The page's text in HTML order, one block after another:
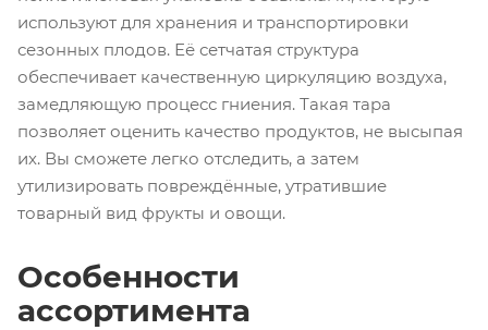
используют для хранения и транспортировки
сезонных плодов. Её сетчатая структура
обеспечивает качественную циркуляцию воздуха,
замедляющую процесс гниения. Такая тара
позволяет оценить качество продуктов, не высыпая
их. Вы сможете легко отследить, а затем
утилизировать повреждённые, утратившие
товарный вид фрукты и овощи.
Особенности
ассортимента